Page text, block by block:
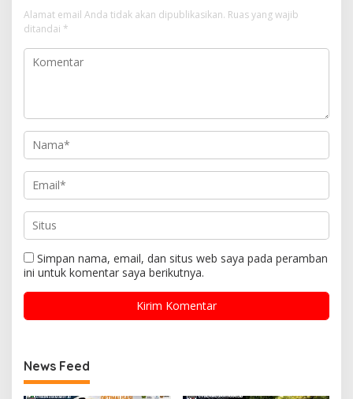
Alamat email Anda tidak akan dipublikasikan. Ruas yang wajib
ditandai *
Simpan nama, email, dan situs web saya pada peramban
ini untuk komentar saya berikutnya.
News Feed